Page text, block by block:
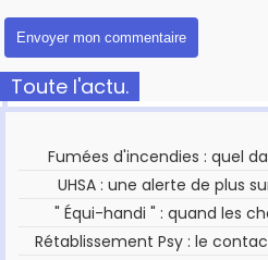
Toute l'actu.
Fumées d'incendies : quel
UHSA : une alerte de plus
" Équi-handi " : quand les
Rétablissement Psy : le